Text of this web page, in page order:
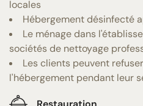
locales
Hébergement désinfecté
Le ménage dans
sociétés de nettoyage
Les clients peuvent
l'hébergement pendant leur